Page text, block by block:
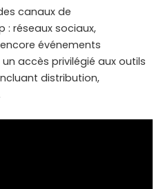
canaux de
réseaux sociaux,
événements
accès privilégié aux outils
distribution,